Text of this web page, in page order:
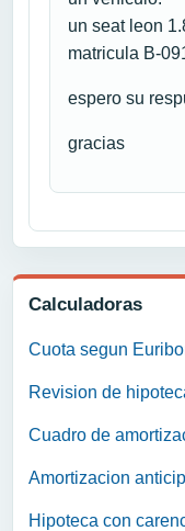
Calculadoras
Cuota segun
Revision de
Cuadro de
Amortizacion
Hipoteca con
un seat leon
matricula B-
espero su
gracias